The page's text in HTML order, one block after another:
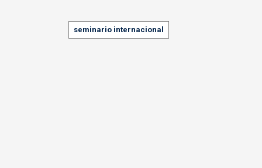
Tags
seminario internacional